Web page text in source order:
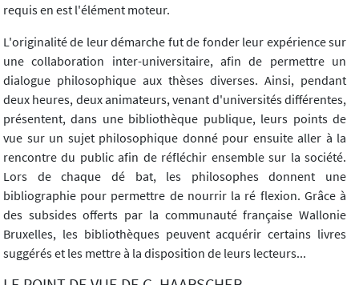
requis en est l'élément moteur.
L'originalité de leur démarche fut de fonder leur expérience sur
une collaboration inter-universitaire, afin de permettre un
dialogue philosophique aux thèses diverses. Ainsi, pendant
deux heures, deux animateurs, venant d'universités différentes,
présentent, dans une bibliothèque publique, leurs points de
vue sur un sujet philosophique donné pour ensuite aller à la
rencontre du public afin de réfléchir ensemble sur la société.
Lors de chaque dé bat, les philosophes donnent une
bibliographie pour permettre de nourrir la ré flexion. Grâce à
des subsides offerts par la communauté française Wallonie
Bruxelles, les bibliothèques peuvent acquérir certains livres
suggérés et les mettre à la disposition de leurs lecteurs...